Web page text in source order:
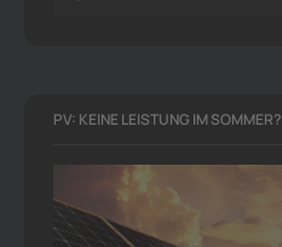
PV: KEINE LEISTUNG IM SOMMER?